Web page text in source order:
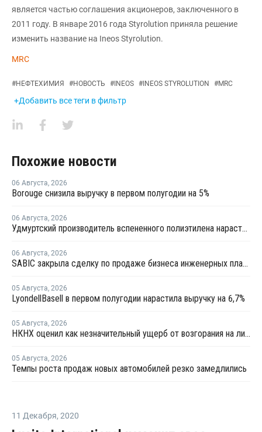
является частью соглашения акционеров, заключенного в
2011 году. В январе 2016 года Styrolution приняла решение
изменить название на Ineos Styrolution.
MRC
#НЕФТЕХИМИЯ #НОВОСТЬ #INEOS #INEOS STYROLUTION #MRC
+Добавить все теги в фильтр
Похожие новости
06 Августа, 2026
Borouge снизила выручку в первом полугодии на 5%
06 Августа, 2026
Удмуртский производитель вспененного полиэтилена нарастит выпуск на 15%
06 Августа, 2026
SABIC закрыла сделку по продаже бизнеса инженерных пластиков компании Mutares за USD450 млн
05 Августа, 2026
LyondellBasell в первом полугодии нарастила выручку на 6,7%
05 Августа, 2026
НКНХ оценил как незначительный ущерб от возгорания на линии полистирола
05 Августа, 2026
Темпы роста продаж новых автомобилей резко замедлились
11 Декабря, 2020